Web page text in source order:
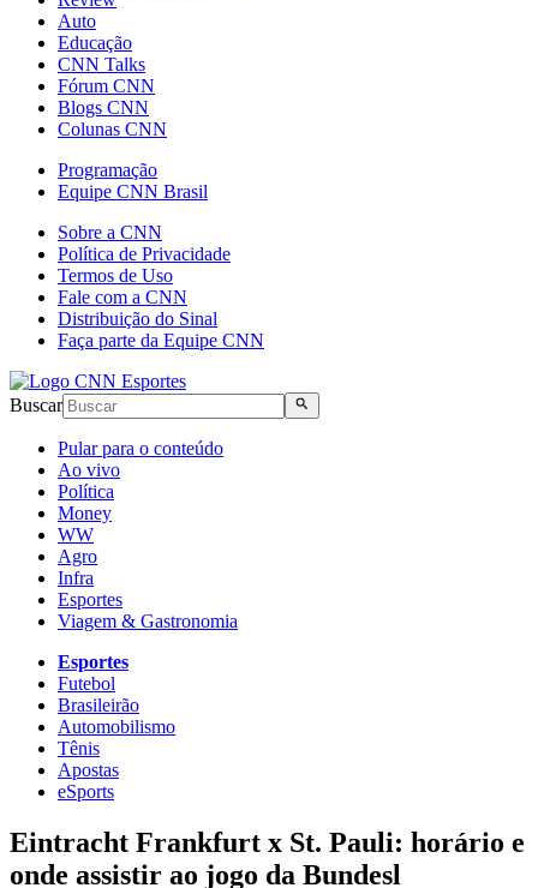
Auto
Educação
CNN Talks
Fórum CNN
Blogs CNN
Colunas CNN
Programação
Equipe CNN Brasil
Sobre a CNN
Política de Privacidade
Termos de Uso
Fale com a CNN
Distribuição do Sinal
Faça parte da Equipe CNN
Buscar
Pular para o conteúdo
Ao vivo
Política
Money
WW
Agro
Infra
Esportes
Viagem & Gastronomia
Esportes
Futebol
Brasileirão
Automobilismo
Tênis
Apostas
eSports
Eintracht Frankfurt x St. Pauli: horário e
onde assistir ao jogo da Bundesl